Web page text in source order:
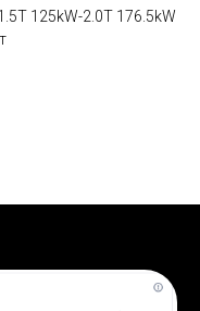
125kW-2.0T 176.5kW